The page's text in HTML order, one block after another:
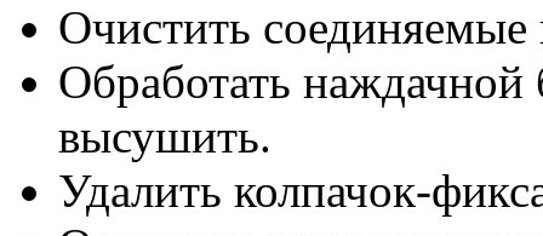
Очистить соединяемые
Обработать
высушить.
Удалить колпачок-